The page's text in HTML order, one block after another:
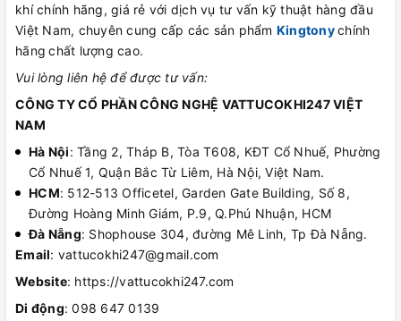
khí chính hãng, giá rẻ với dịch vụ tư vấn kỹ thuật hàng đầu
Việt Nam, chuyên cung cấp các sản phẩm Kingtonychính
hãng chất lượng cao.
Vui lòng liên hệ để được tư vấn:
CÔNG TY CỔ PHẦN CÔNG NGHỆ VATTUCOKHI247 VIỆT
NAM
Hà Nội: Tầng 2, Tháp B, Tòa T608, KĐT Cổ Nhuế, Phường
Cổ Nhuế 1, Quận Bắc Từ Liêm, Hà Nội, Việt Nam.
HCM: 512-513 Officetel, Garden Gate Building, Số 8,
Đường Hoàng Minh Giám, P.9, Q.Phú Nhuận, HCM
Đà Nẵng: Shophouse 304, đường Mê Linh, Tp Đà Nẵng.
Email: vattucokhi247@gmail.com
Website: https://vattucokhi247.com
Di động: 098 647 0139